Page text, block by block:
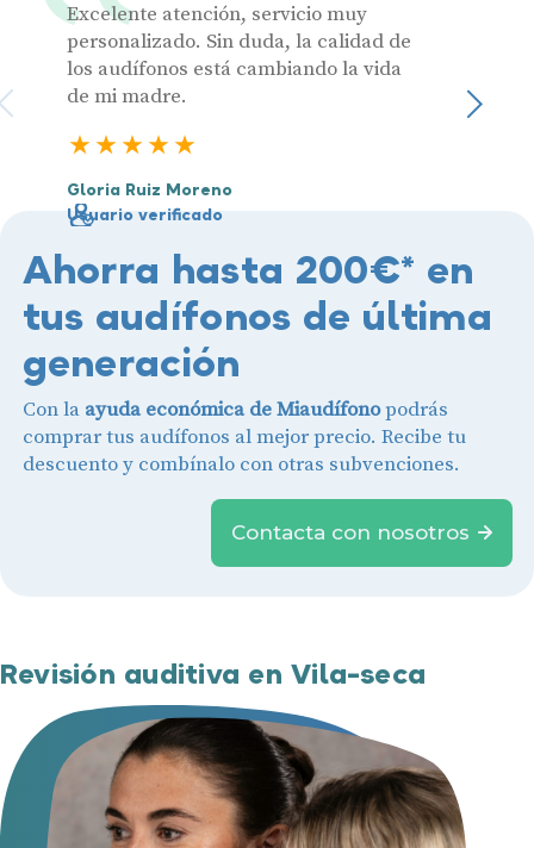
Excelente atención, servicio muy
personalizado. Sin duda, la calidad de
los audífonos está cambiando la vida
de mi madre.
Gloria Ruiz Moreno
Usuario verificado
Julia
Ahorra hasta 200€* en
tus audífonos de última
generación
Con la ayuda económica de Miaudífonopodrás
comprar tus audífonos al mejor precio. Recibe tu
descuento y combínalo con otras subvenciones.
Contacta con nosotros
Revisión auditiva en Vila-seca